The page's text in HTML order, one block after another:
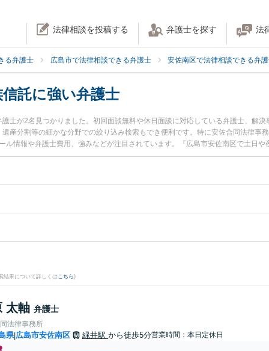
法律相談を投稿する 弁護士を探す 法
る弁護士 広島市で法律相談できる弁護士 安佐南区で法律相談できる弁
託に強い弁護士
士が2名見つかりました。初回面談無料や休日面談に対応している弁護士、解
産分割等の細かな分野での絞り込み検索もでき便利です。特に安佐合同法律事
ル情報や弁護士費用、強みなどが注目されています。『広島市安佐南区で土日
実績豊富な近くの弁護士を検索したい』『初回相談無料で家族信託を法律相談
結果について詳しくはこちら)
太軸 弁護士
法律事務所
県|広島市安佐南区 緑井駅 から徒歩5分営業時間：本日定休日